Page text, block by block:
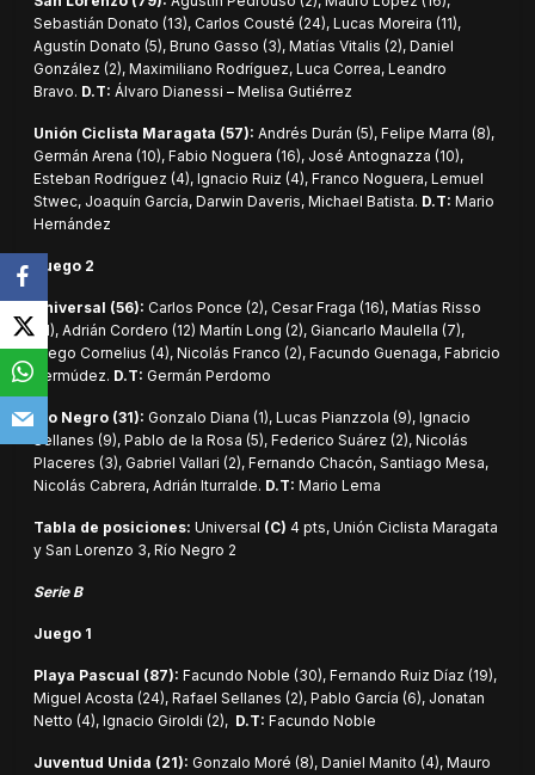
Sebastián Donato (13), Carlos Cousté (24), Lucas Moreira (11),
Agustín Donato (5), Bruno Gasso (3), Matías Vitalis (2), Daniel
González (2), Maximiliano Rodríguez, Luca Correa, Leandro
Bravo. D.T: Álvaro Dianessi – Melisa Gutiérrez
Unión Ciclista Maragata (57): Andrés Durán (5), Felipe Marra (8),
Germán Arena (10), Fabio Noguera (16), José Antognazza (10),
Esteban Rodríguez (4), Ignacio Ruiz (4), Franco Noguera, Lemuel
Stwec, Joaquín García, Darwin Daveris, Michael Batista. D.T: Mario
Hernández
Juego 2
Universal (56): Carlos Ponce (2), Cesar Fraga (16), Matías Risso
(11), Adrián Cordero (12) Martín Long (2), Giancarlo Maulella (7),
Diego Cornelius (4), Nicolás Franco (2), Facundo Guenaga, Fabricio
Bermúdez. D.T: Germán Perdomo
Río Negro (31): Gonzalo Diana (1), Lucas Pianzzola (9), Ignacio
Sellanes (9), Pablo de la Rosa (5), Federico Suárez (2), Nicolás
Placeres (3), Gabriel Vallari (2), Fernando Chacón, Santiago Mesa,
Nicolás Cabrera, Adrián Iturralde. D.T: Mario Lema
Tabla de posiciones: Universal (C) 4 pts, Unión Ciclista Maragata
y San Lorenzo 3, Río Negro 2
Serie B
Juego 1
Playa Pascual (87): Facundo Noble (30), Fernando Ruiz Díaz (19),
Miguel Acosta (24), Rafael Sellanes (2), Pablo García (6), Jonatan
Netto (4), Ignacio Giroldi (2), D.T: Facundo Noble
Juventud Unida (21): Gonzalo Moré (8), Daniel Manito (4), Mauro